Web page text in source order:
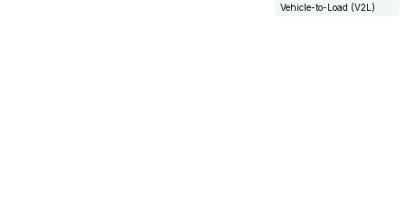
Vehicle-to-Load (V2L)